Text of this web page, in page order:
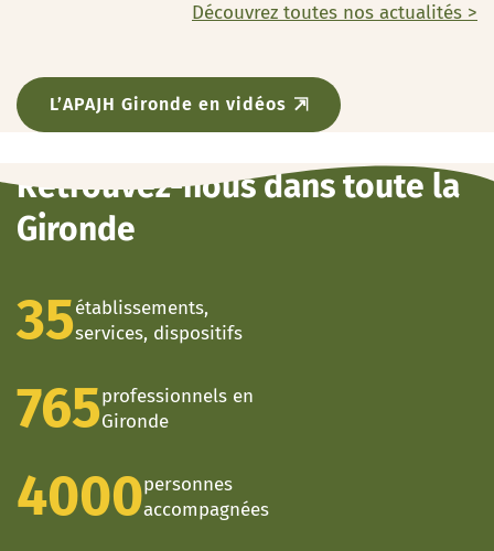
Découvrez toutes nos actualités >
L’APAJH Gironde en vidéos
Retrouvez-nous dans toute la
Gironde
35établissements,
services, dispositifs
765professionnels en
Gironde
4000personnes
accompagnées